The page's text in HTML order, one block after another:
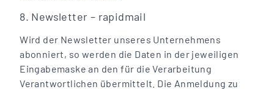
8. Newsletter – rapidmail
Wird der Newsletter unseres Unternehmens
abonniert, so werden die Daten in der jeweiligen
Eingabemaske an den für die Verarbeitung
Verantwortlichen übermittelt. Die Anmeldung zu